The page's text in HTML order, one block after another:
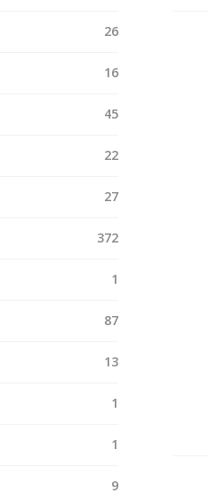
26
16
45
22
27
372
1
87
13
1
1
9